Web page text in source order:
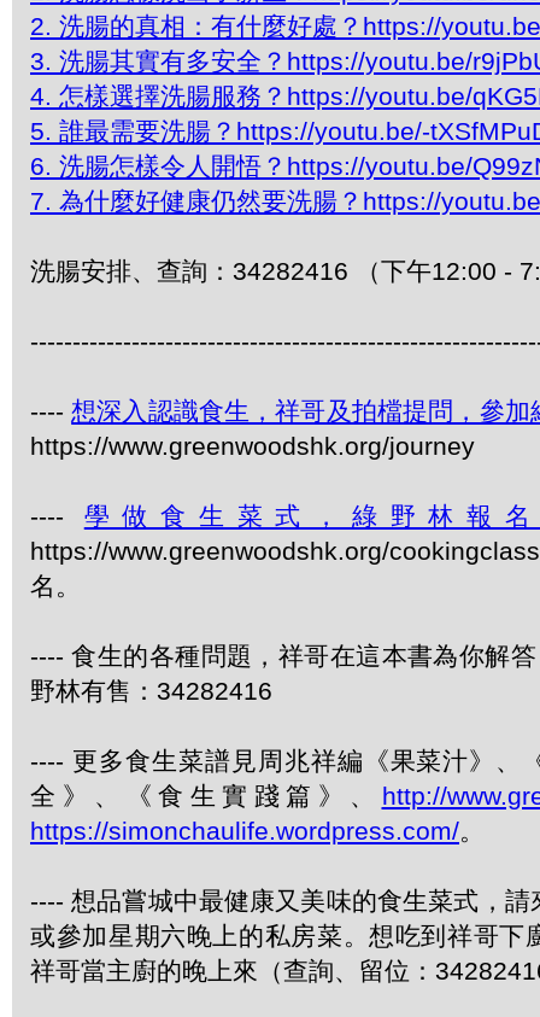
2. 洗腸的真相：有什麼好處？https://
3. 洗腸其實有多安全？https://youtu.be/
4. 怎樣選擇洗腸服務？https://youtu.be/
5. 誰最需要洗腸？https://youtu.be/-
6. 洗腸怎樣令人開悟？https://youtu.be/
7. 為什麼好健康仍然要洗腸？https://
洗腸安排、查詢：34282416 （下午12:00 -
----想深入認識食生，祥哥及拍檔提問，參加
https://www.greenwoodshk.org/journey
---- 學做食生菜式，綠野林報
https://www.greenwoodshk.org/
名。
---- 食生的各種問題，祥哥在這本書為你解
野林有售：34282416
---- 更多食生菜譜見周兆祥編《果菜汁》、
全》、《食生實踐篇》、 http://
https://simonchaulife.wordpress.com/。
---- 想品嘗城中最健康又美味的食生菜式，
或參加星期六晚上的私房菜。想吃到祥哥下
祥哥當主廚的晚上來（查詢、留位：